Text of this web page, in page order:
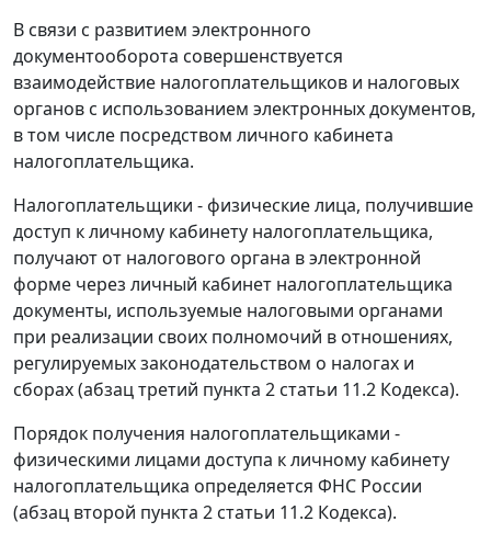
В связи с развитием электронного
документооборота совершенствуется
взаимодействие налогоплательщиков и налоговых
органов с использованием электронных документов,
в том числе посредством личного кабинета
налогоплательщика.
Налогоплательщики - физические лица, получившие
доступ к личному кабинету налогоплательщика,
получают от налогового органа в электронной
форме через личный кабинет налогоплательщика
документы, используемые налоговыми органами
при реализации своих полномочий в отношениях,
регулируемых законодательством о налогах и
сборах (абзац третий пункта 2 статьи 11.2 Кодекса).
Порядок получения налогоплательщиками -
физическими лицами доступа к личному кабинету
налогоплательщика определяется ФНС России
(абзац второй пункта 2 статьи 11.2 Кодекса).